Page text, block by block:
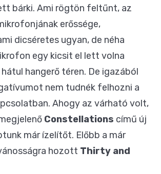
bárki. Ami rögtön feltűnt, az
erőssége,
dicséretes ugyan, de néha
egy kicsit el lett volna
hangerő téren. De igazából
nem tudnék felhozni a
Ahogy az várható volt,
Constellations című új
már ízelítőt. Előbb a már
hozott Thirty and